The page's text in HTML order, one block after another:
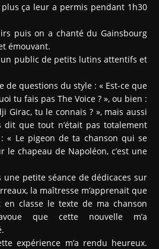
plus ça leur a permis pendant 1h30
puis on a chanté du Gainsbourg
émouvant.
public de petits lutins attentifs et
de questions du style : « Est-ce que
tu fais pas The Voice ? », ou bien :
Girac, tu le connais ? », mais aussi
dit que tout n’était pas totalement
« Le pigeon de ta chanson qui se
le chapeau de Napoléon, c’est une
petite séance de dédicaces sur
la maîtresse m’apprenait que
en classe le texte de ma chanson
que cette nouvelle m’a
expérience m’a rendu heureux.